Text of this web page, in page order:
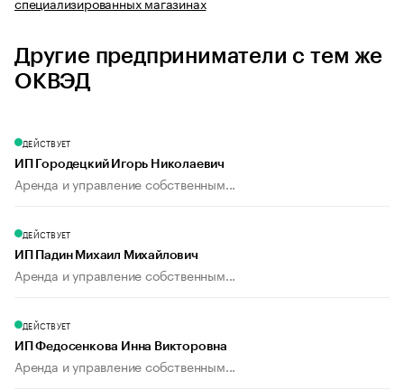
Другие предприниматели с тем же
ОКВЭД
ДЕЙСТВУЕТ
ИП Городецкий Игорь Николаевич
Аренда и управление собственным...
ДЕЙСТВУЕТ
ИП Падин Михаил Михайлович
Аренда и управление собственным...
ДЕЙСТВУЕТ
ИП Федосенкова Инна Викторовна
Аренда и управление собственным...